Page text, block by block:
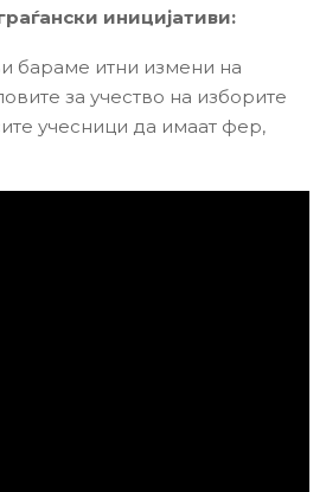
иницијативи:
бараме итни измени на
за учество на изборите
учесници да имаат фер,